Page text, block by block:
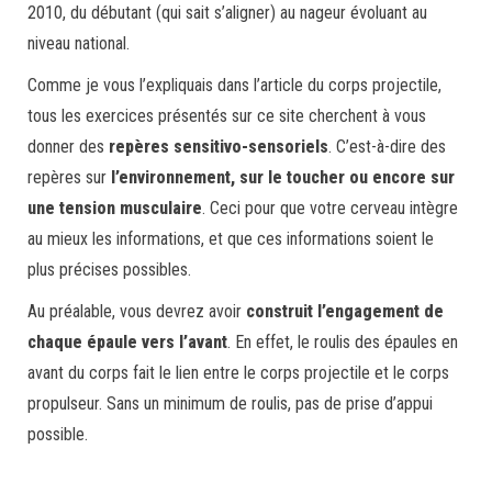
2010, du débutant (qui sait s’aligner) au nageur évoluant au
niveau national.
Comme je vous l’expliquais dans l’article du corps projectile,
tous les exercices présentés sur ce site cherchent à vous
donner des repères sensitivo-sensoriels. C’est-à-dire des
repères sur l’environnement, sur le toucher ou encore sur
une tension musculaire. Ceci pour que votre cerveau intègre
au mieux les informations, et que ces informations soient le
plus précises possibles.
Au préalable, vous devrez avoir construit l’engagement de
chaque épaule vers l’avant. En effet, le roulis des épaules en
avant du corps fait le lien entre le corps projectile et le corps
propulseur. Sans un minimum de roulis, pas de prise d’appui
possible.